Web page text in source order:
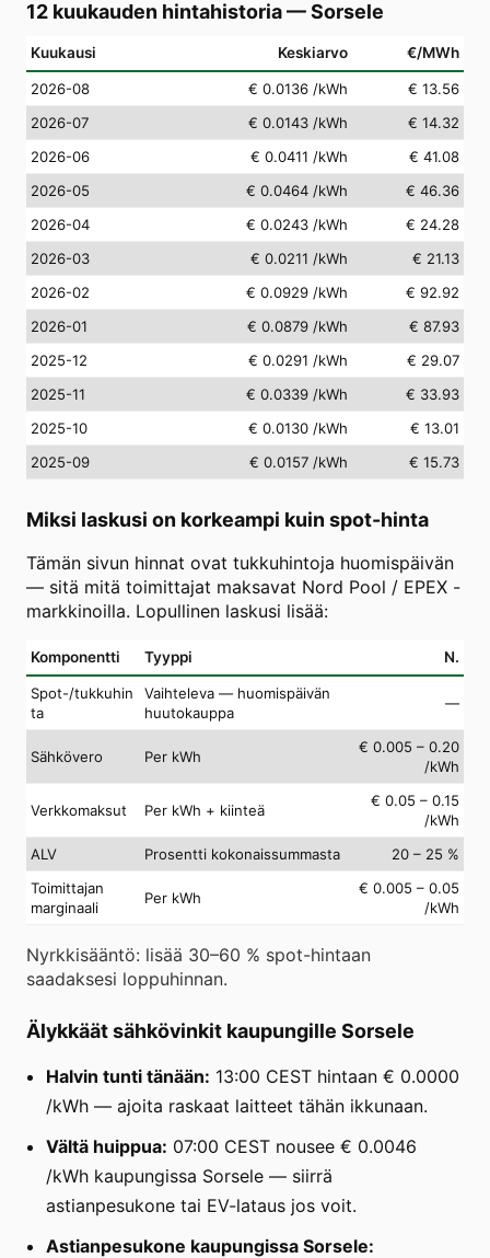
12 kuukauden hintahistoria—Sorsele
Kuukausi Keskiarvo €/MWh
2026-08 € 0.0136 /kWh
€ 13.56
2026-07
€ 0.0143 /kWh
€ 14.32
2026-06
€ 0.0411 /kWh
€ 41.08
2026-05
€ 0.0464 /kWh
€ 46.36
2026-04
€ 0.0243 /kWh
€ 24.28
2026-03
€ 0.0211 /kWh
€ 21.13
2026-02
€ 0.0929 /kWh
€ 92.92
2026-01
€ 0.0879 /kWh
€ 87.93
2025-12
€ 0.0291 /kWh
€ 29.07
2025-11
€ 0.0339 /kWh
€ 33.93
2025-10
€ 0.0130 /kWh
€ 13.01
2025-09
€ 0.0157 /kWh € 15.73
Miksi laskusi on korkeampi kuin spot-hinta
Tämän sivun hinnat ovat tukkuhintoja huomispäivän
— sitä mitä toimittajat maksavat Nord Pool / EPEX -
markkinoilla. Lopullinen laskusi lisää:
Komponentti Tyyppi N.
Spot-/tukkuhin
ta
Vaihteleva — huomispäivän
huutokauppa
—
Sähkövero Per kWh
€ 0.005 – 0.20
/kWh
Verkkomaksut Per kWh + kiinteä
€ 0.05 – 0.15
/kWh
ALV
Prosentti kokonaissummasta
20 – 25 %
Toimittajan
marginaali
Per kWh
€ 0.005 – 0.05
/kWh
Nyrkkisääntö: lisää 30–60 % spot-hintaan
saadaksesi loppuhinnan.
Älykkäät sähkövinkit kaupungille Sorsele
Halvin tunti tänään: 13:00 CEST hintaan € 0.0000
/kWh — ajoita raskaat laitteet tähän ikkunaan.
Vältä huippua: 07:00 CEST nousee € 0.0046
/kWh kaupungissa Sorsele — siirrä
astianpesukone tai EV-lataus jos voit.
Astianpesukone kaupungissa Sorsele: